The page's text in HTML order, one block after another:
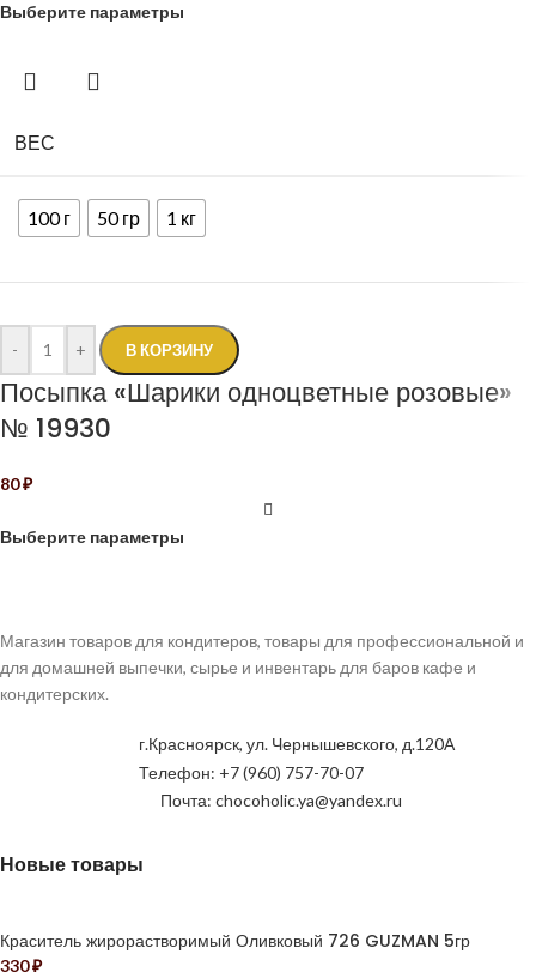
Выберите параметры
ВЕС
100 г 50 гр 1 кг
- + В КОРЗИНУ
Посыпка «Шарики одноцветные розовые»
№ 19930
80₽
Выберите параметры
Магазин товаров для кондитеров, товары для профессиональной и
для домашней выпечки, сырье и инвентарь для баров кафе и
кондитерских.
г.Красноярск, ул. Чернышевского, д.120А
Телефон: +7 (960) 757-70-07
Почта: chocoholic.ya@yandex.ru
Новые товары
Краситель жирорастворимый Оливковый 726 GUZMAN 5гр
330₽